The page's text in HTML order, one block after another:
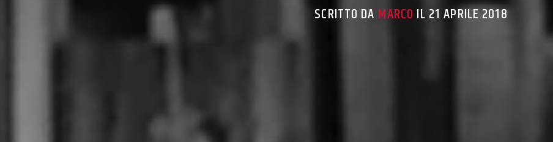
SCRITTO DA MARCO IL 21 APRILE 2018